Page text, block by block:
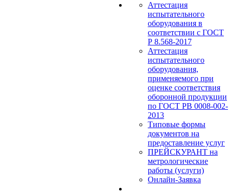
Аттестация
испытательного
оборудования в
соответствии с ГОСТ
Р 8.568-2017
Аттестация
испытательного
оборудования,
применяемого при
оценке соответствия
оборонной продукции
по ГОСТ РВ 0008-002-
2013
Типовые формы
документов на
предоставление услуг
ПРЕЙСКУРАНТ на
метрологические
работы (услуги)
Онлайн-Заявка